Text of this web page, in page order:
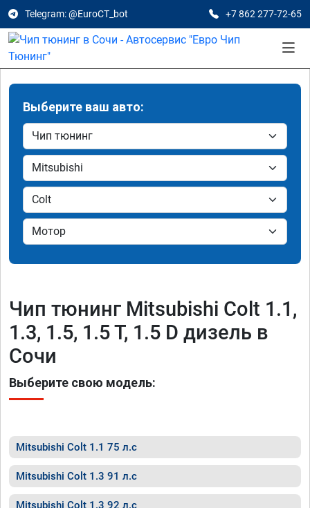
Telegram: @EuroCT_bot +7 862 277-72-65
Выберите ваш авто:
Чип тюнинг Mitsubishi Colt 1.1,
1.3, 1.5, 1.5 T, 1.5 D дизель в
Сочи
Выберите свою модель:
Mitsubishi Colt 1.1 75 л.с
Mitsubishi Colt 1.3 91 л.с
Mitsubishi Colt 1.3 92 л.с